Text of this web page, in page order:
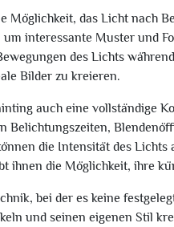
Möglichkeit, das Licht nach
interessante Muster und
des Lichts
Bilder zu kreieren.
auch eine vollständige
Belichtungszeiten,
die Intensität des
ihnen die Möglichkeit, ihre
bei der es keine
und seinen eigenen Stil